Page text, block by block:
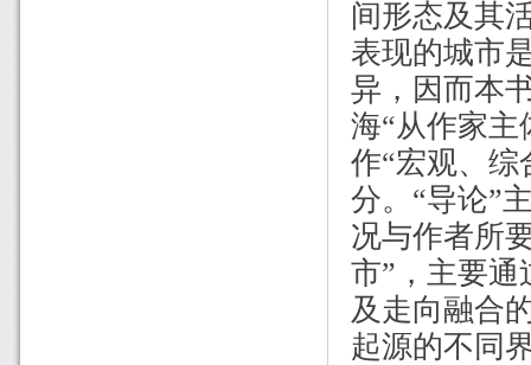
间形态及其
表现的城市
异，因而本
海“从作家主
作“宏观、综
分。“导论”
况与作者所
市”，主要
及走向融合
起源的不同